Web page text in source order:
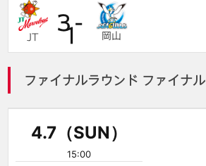
JT
3-
1 岡山
ファイナルラウンド ファイナル
4.7（SUN）
15:00